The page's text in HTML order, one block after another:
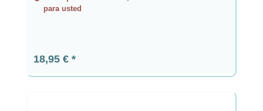
para usted
Precio normal:
18,95 €